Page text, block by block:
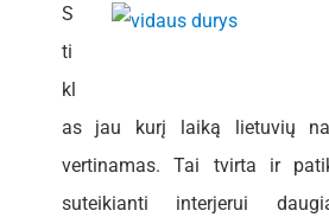
S
ti
kl
as jau kurį laiką lietuvių
vertinamas. Tai tvirta ir
suteikianti interjerui